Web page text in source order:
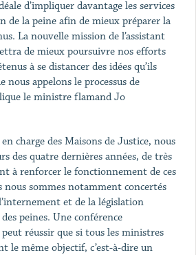
d’impliquer davantage les services
de la peine afin de mieux préparer la
La nouvelle mission de l’assistant
de mieux poursuivre nos efforts
à se distancer des idées qu’ils
nous appelons le processus de
le ministre flamand Jo
charge des Maisons de Justice, nous
des quatre dernières années, de très
à renforcer le fonctionnement de ces
nous sommes notamment concertés
et de la législation
peines. Une conférence
réussir que si tous les ministres
le même objectif, c’est-à-dire un